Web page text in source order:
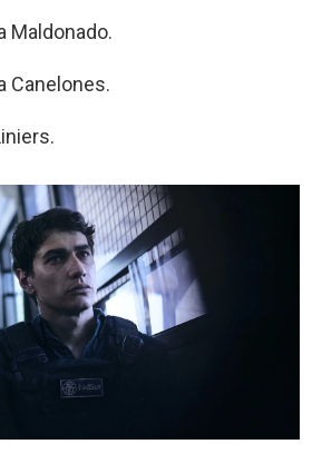
Maldonado.
Canelones.